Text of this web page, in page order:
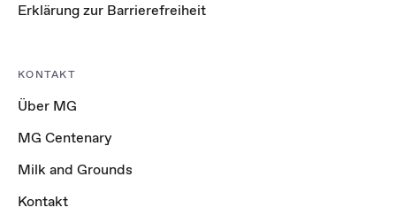
Erklärung zur Barrierefreiheit
KONTAKT
Über MG
MG Centenary
Milk and Grounds
Kontakt